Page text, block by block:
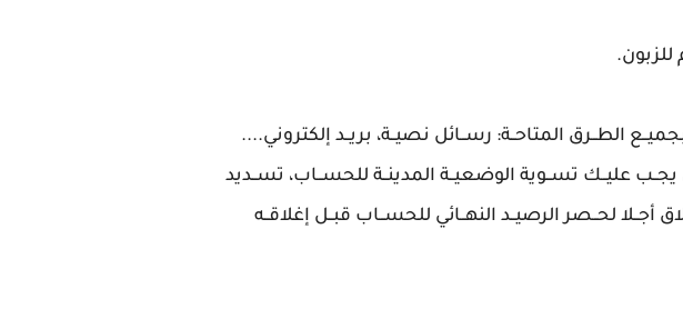
الطــرق المتاحــة: رســائل نصيــة، بريــد إلكتروني....
يجــب عليــك تســوية الوضعيــة المدينــة للحســاب، تســديد
أجــلا لحــصر الرصيــد النهــائي للحســاب قبــل إغلاقــه